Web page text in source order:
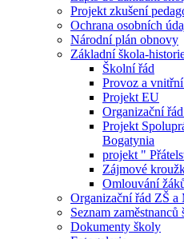
Projekt zkušení
Ochrana osobních
Národní plán obnovy
Základní škola-
Školní řád
Provoz a
Projekt EU
Organizační
Projekt
Bogatynia
projekt "
Zájmové
Omlouvání
Organizační řád ZŠ a
Seznam zaměstnanců
Dokumenty školy